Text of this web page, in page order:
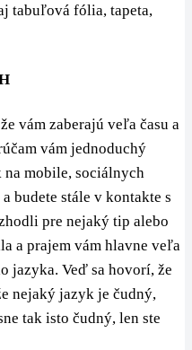
tabuľová fólia, tapeta,
vám zaberajú veľa času a
vám jednoduchý
na mobile, sociálnych
budete stále v kontakte s
pre nejaký tip alebo
a prajem vám hlavne veľa
jazyka. Veď sa hovorí, že
nejaký jazyk je čudný,
tak isto čudný, len ste